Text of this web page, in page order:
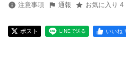
注意事項 通報 お気に入り 4
ポスト LINEで送る いいね！